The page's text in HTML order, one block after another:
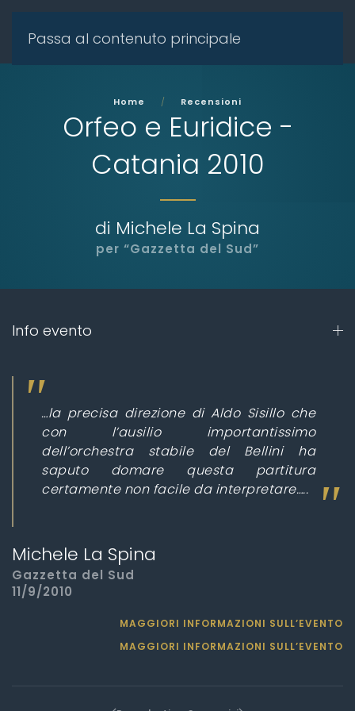
Passa al contenuto principale
Home Recensioni
Orfeo e Euridice -
Catania 2010
di Michele La Spina
per “Gazzetta del Sud”
Info evento
…la precisa direzione di Aldo Sisillo che
con l’ausilio importantissimo
dell’orchestra stabile del Bellini ha
saputo domare questa partitura
certamente non facile da interpretare…..
Michele La Spina
Gazzetta del Sud
11/9/2010
MAGGIORI INFORMAZIONI SULL’EVENTO
MAGGIORI INFORMAZIONI SULL’EVENTO